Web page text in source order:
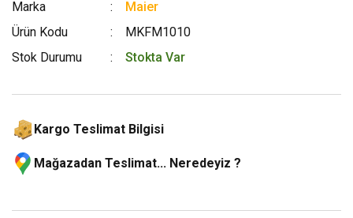
Marka
Maier
Ürün Kodu
MKFM1010
Stok Durumu
Stokta Var
Kargo Teslimat Bilgisi
Mağazadan Teslimat... Neredeyiz ?